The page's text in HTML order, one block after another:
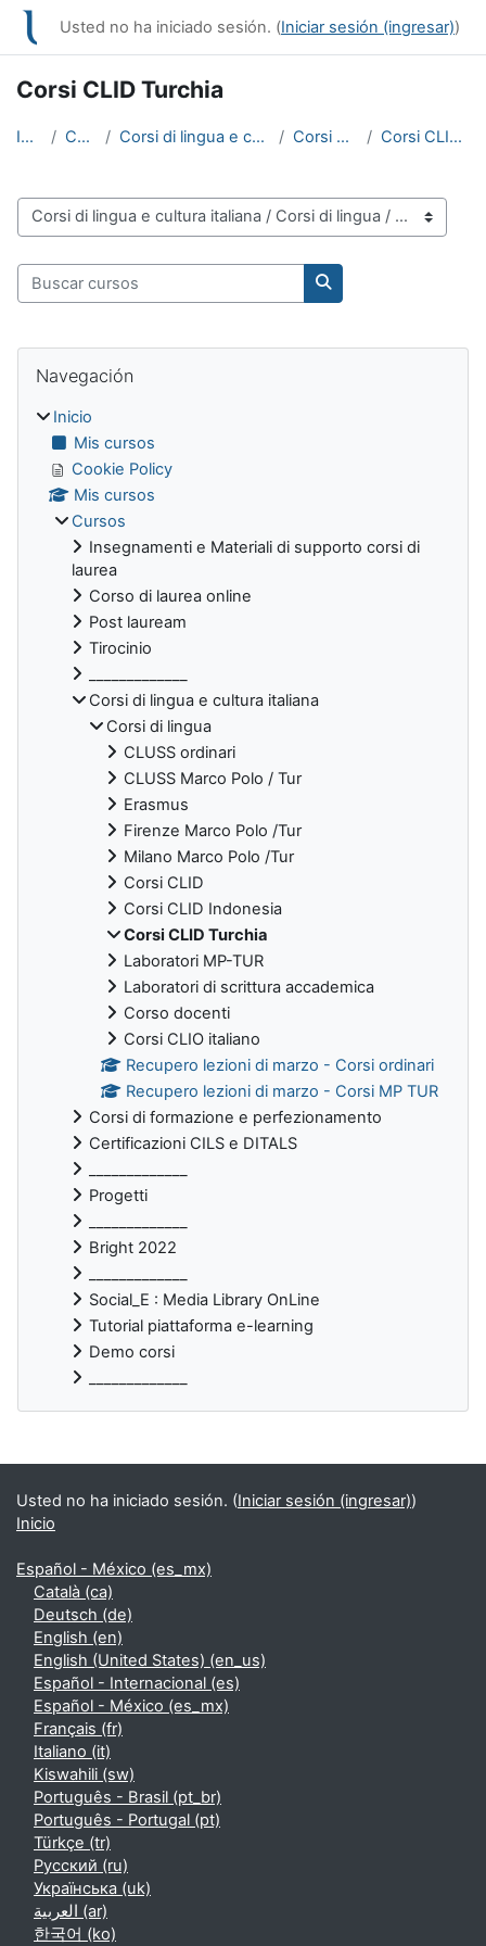
Saltar al contenido principal
Usted no ha iniciado sesión. (Iniciar sesión (ingresar))
Corsi CLID Turchia
Inicio Cursos Corsi di lingua e cultura italiana Corsi di lingua Corsi CLID Turchia
Categorías
Buscar cursos
Buscar cursos
Bloques
Navegación
Inicio
Mis cursos
Cookie Policy
Mis cursos
Cursos
Insegnamenti e Materiali di supporto corsi di
laurea
Corso di laurea online
Post lauream
Tirocinio
Corsi di lingua e cultura italiana
Corsi di lingua
CLUSS ordinari
CLUSS Marco Polo / Tur
Erasmus
Firenze Marco Polo /Tur
Milano Marco Polo /Tur
Corsi CLID
Corsi CLID Indonesia
Corsi CLID Turchia
Laboratori MP-TUR
Laboratori di scrittura accademica
Corso docenti
Corsi CLIO italiano
Recupero lezioni di marzo - Corsi ordinari
Recupero lezioni di marzo - Corsi MP TUR
Corsi di formazione e perfezionamento
Certificazioni CILS e DITALS
Progetti
Bright 2022
Social_E : Media Library OnLine
Tutorial piattaforma e-learning
Demo corsi
Bloques suplementarios
Usted no ha iniciado sesión. (Iniciar sesión (ingresar))
Inicio
Español - México ‎(es_mx)‎
Català ‎(ca)‎
Deutsch ‎(de)‎
English ‎(en)‎
English (United States) ‎(en_us)‎
Español - Internacional ‎(es)‎
Español - México ‎(es_mx)‎
Français ‎(fr)‎
Italiano ‎(it)‎
Kiswahili ‎(sw)‎
Português - Brasil ‎(pt_br)‎
Português - Portugal ‎(pt)‎
Türkçe ‎(tr)‎
Русский ‎(ru)‎
Українська ‎(uk)‎
العربية ‎(ar)‎
한국어 ‎(ko)‎